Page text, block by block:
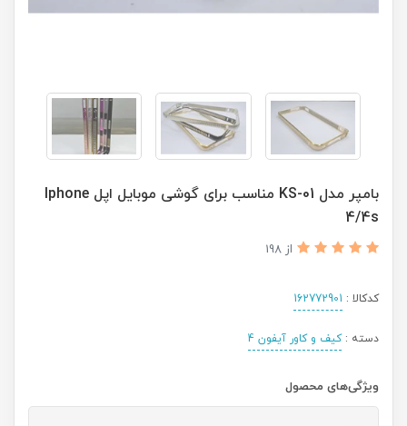
بامپر مدل KS-01 مناسب برای گوشی موبایل اپل Iphone
4/4s
از 198
کدکالا : 162772901
دسته :کیف و کاور آیفون 4
ویژگی‌های محصول